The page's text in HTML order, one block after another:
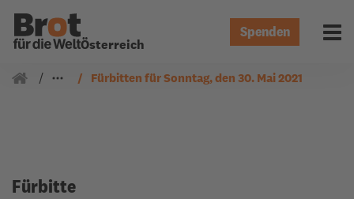
Österreich
Spenden
Gemeindearbeit
Fürbitten
Fürbitten für Sonntag, den 30. Mai 2021
Fürbitte